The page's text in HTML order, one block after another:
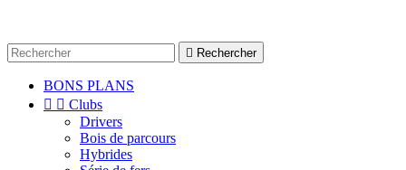
 Rechercher
BONS PLANS
  Clubs
Drivers
Bois de parcours
Hybrides